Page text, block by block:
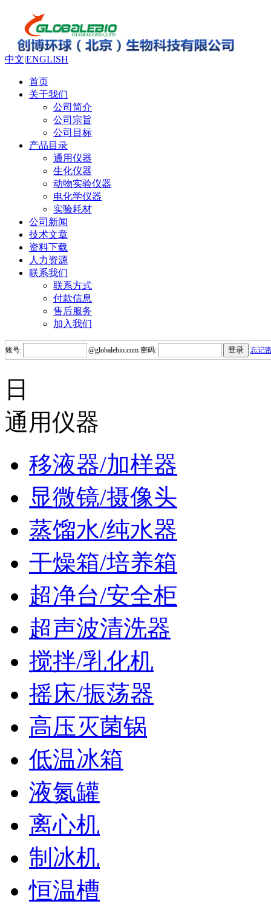
中文|ENGLISH
首页
关于我们
公司简介
公司宗旨
公司目标
产品目录
通用仪器
生化仪器
动物实验仪器
电化学仪器
实验耗材
公司新闻
技术文章
资料下载
人力资源
联系我们
联系方式
付款信息
售后服务
加入我们
账号: @globalebio.com 密码: 忘记
日
通用仪器
移液器/加样器
显微镜/摄像头
蒸馏水/纯水器
干燥箱/培养箱
超净台/安全柜
超声波清洗器
搅拌/乳化机
摇床/振荡器
高压灭菌锅
低温冰箱
液氮罐
离心机
制冰机
恒温槽